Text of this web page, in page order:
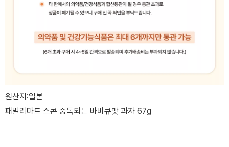
원산지:일본
패밀리마트 스콘 중독되는 바비큐맛 과자 67g